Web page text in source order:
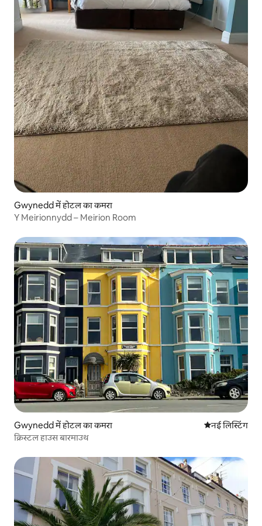
Gwynedd में होटल का कमरा
Y Meirionnydd – Meirion Room
Gwynedd में होटल का कमरा ठहरने की नई
नई लिस्टिंग
क्रिस्टल हाउस बारमाउथ